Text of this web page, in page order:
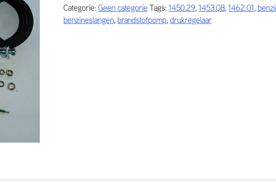
set
injectie
Categorie:Geen categorie Tags: 1450.29, 1453.08, 1462.01,
benzineslangen, brandstofpomp,drukregelaar